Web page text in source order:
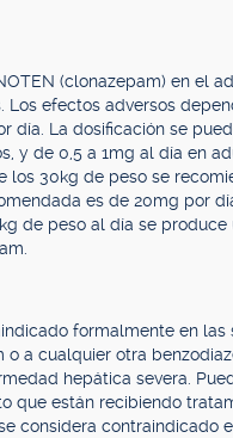
(clonazepam) en el
efectos adversos
día. La dosificación se
y de 0,5 a 1mg al día en
30kg de peso se
es de 20mg por
de peso al día se
formalmente en las
a cualquier otra
hepática severa.
que están recibiendo
considera contraindicado